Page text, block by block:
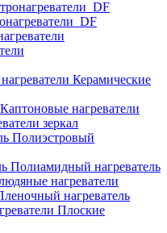
Керамические
Каптоновые нагреватели
зеркал
Полиэстровый
Полиамидный нагреватель
нагреватели
нагреватель
Плоские